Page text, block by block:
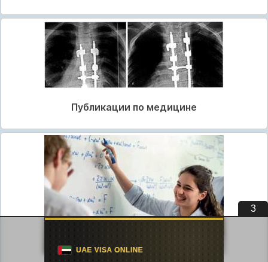
Публикации по медицине
2